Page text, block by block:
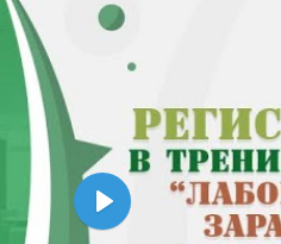
Воспроизвести